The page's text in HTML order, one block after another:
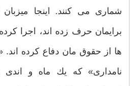
شماری می كنند. اینجا
برایمان حرف زده اند، اجرا
ها از حقوق مان دفاع كرده اند.
نامداری» كه یك ماه و